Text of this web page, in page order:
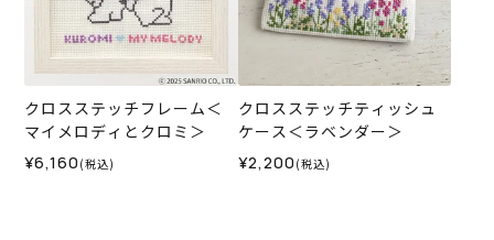
クロスステッチフレーム＜
マイメロディとクロミ＞
¥6,160 (税込)
クロスステッチティッシュ
ケース＜ラベンダー＞
¥2,200 (税込)